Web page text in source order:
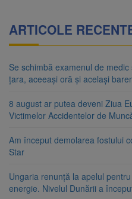
ARTICOLE
Se schimbă examenul de
țara, aceeași oră și același
8 august ar putea deveni Ziua
Victimelor Accidentelor de
Am început demolarea fostului
Star
Ungaria renunță la apelul
energie. Nivelul Dunării a